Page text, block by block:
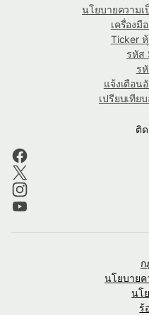
นโยบายความ
เครื่องมื
Ticker
รหัส
ร
แจ้งเตือน
เปรียบเทีย
ติ
ก
นโยบายค
นโ
ร้